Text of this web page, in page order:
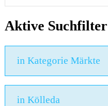
Aktive Suchfilter
in Kategorie Märkte
in Kölleda